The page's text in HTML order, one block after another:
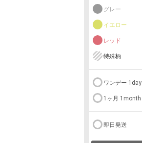
グレー
イエロー
レッド
特殊柄
ワンデー 1day
1ヶ月 1month
即日発送